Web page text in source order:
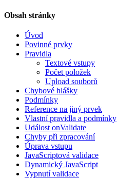
Obsah stránky
Úvod
Povinné prvky
Pravidla
Textové vstupy
Počet položek
Upload souborů
Chybové hlášky
Podmínky
Reference na jiný prvek
Vlastní pravidla a podmínky
Událost onValidate
Chyby při zpracování
Úprava vstupu
JavaScriptová validace
Dynamický JavaScript
Vypnutí validace